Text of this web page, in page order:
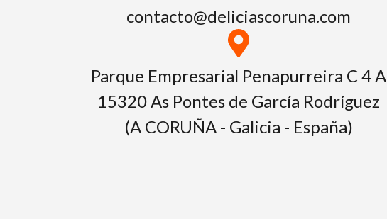
contacto@deliciascoruna.com
Parque Empresarial Penapurreira C 4 A
15320 As Pontes de García Rodríguez
(A CORUÑA - Galicia - España)